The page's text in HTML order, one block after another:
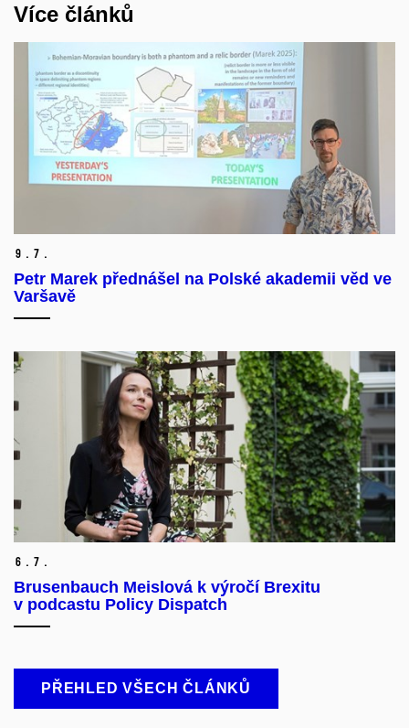
Více článků
9. 7.
Petr Marek přednášel na Polské akademii věd ve
Varšavě
6. 7.
Brusenbauch Meislová k výročí Brexitu
v podcastu Policy Dispatch
PŘEHLED VŠECH ČLÁNKŮ